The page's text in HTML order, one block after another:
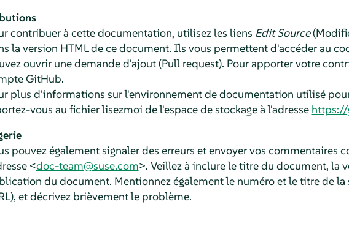
contribuer à cette documentation, utilisez les liens Edit Source
la version HTML de ce document. Ils vous permettent d'accéder au
ouvrir une demande d'ajout (Pull request). Pour apporter votre
GitHub.
plus d'informations sur l'environnement de documentation utilisé
vous au fichier lisezmoi de l'espace de stockage à l'adresse https://
pouvez également signaler des erreurs et envoyer vos commentaires
<doc-team@suse.com>. Veillez à inclure le titre du document, la
du document. Mentionnez également le numéro et le titre de la
et décrivez brièvement le problème.